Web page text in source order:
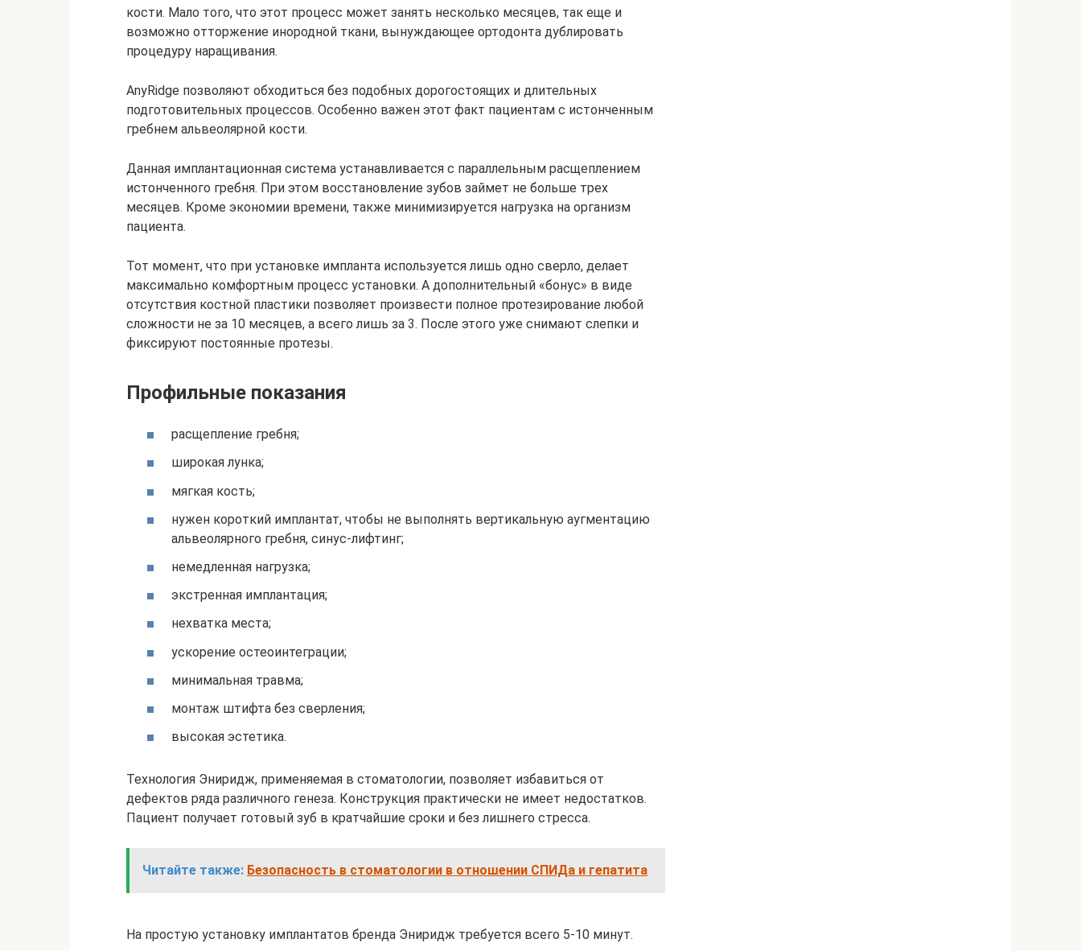
кости. Мало того, что этот процесс может занять несколько месяцев, так еще и
возможно отторжение инородной ткани, вынуждающее ортодонта дублировать
процедуру наращивания.
AnyRidge позволяют обходиться без подобных дорогостоящих и длительных
подготовительных процессов. Особенно важен этот факт пациентам с истонченным
гребнем альвеолярной кости.
Данная имплантационная система устанавливается с параллельным расщеплением
истонченного гребня. При этом восстановление зубов займет не больше трех
месяцев. Кроме экономии времени, также минимизируется нагрузка на организм
пациента.
Тот момент, что при установке импланта используется лишь одно сверло, делает
максимально комфортным процесс установки. А дополнительный «бонус» в виде
отсутствия костной пластики позволяет произвести полное протезирование любой
сложности не за 10 месяцев, а всего лишь за 3. После этого уже снимают слепки и
фиксируют постоянные протезы.
Профильные показания
расщепление гребня;
широкая лунка;
мягкая кость;
нужен короткий имплантат, чтобы не выполнять вертикальную аугментацию
альвеолярного гребня, синус-лифтинг;
немедленная нагрузка;
экстренная имплантация;
нехватка места;
ускорение остеоинтеграции;
минимальная травма;
монтаж штифта без сверления;
высокая эстетика.
Технология Эниридж, применяемая в стоматологии, позволяет избавиться от
дефектов ряда различного генеза. Конструкция практически не имеет недостатков.
Пациент получает готовый зуб в кратчайшие сроки и без лишнего стресса.
Читайте также: Безопасность в стоматологии в отношении СПИДа и гепатита
На простую установку имплантатов бренда Эниридж требуется всего 5-10 минут.